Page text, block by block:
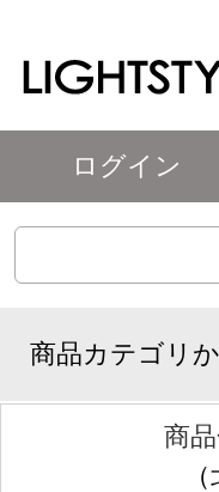
ログイン
商品カテゴリ
商